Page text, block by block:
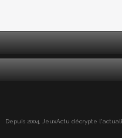
Depuis 2004, JeuxActu décrypte